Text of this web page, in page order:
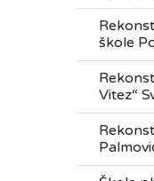
škole
Vitez“